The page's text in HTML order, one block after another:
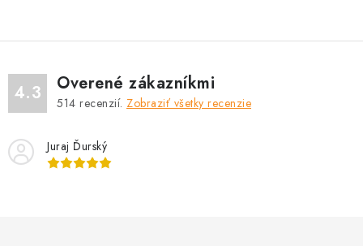
4.3 Overené zákazníkmi
514 recenzií. Zobraziť všetky recenzie
Juraj Ďurský